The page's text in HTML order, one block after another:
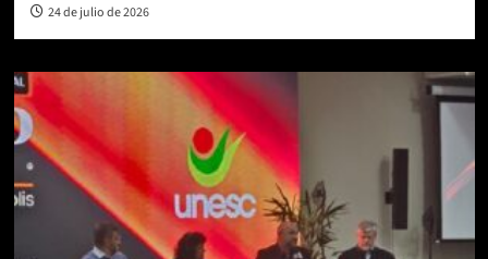
24 de julio de 2026